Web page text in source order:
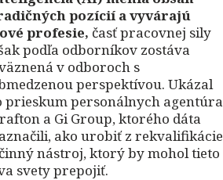
pozícií a vyvárajú
profesie, časť pracovnej sily
podľa odborníkov zostáva
v odboroch s
perspektívou. Ukázal
prieskum personálnych agentúra
a Gi Group, ktorého dáta
ako urobiť z rekvalifikácie
nástroj, ktorý by mohol tieto
svety prepojiť.